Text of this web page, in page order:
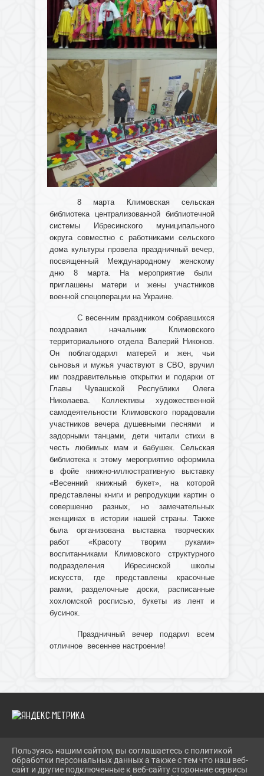
8 марта Климовская сельская
библиотека централизованной библиотечной
системы Ибресинского муниципального
округа совместно с работниками сельского
дома культуры провела праздничный вечер,
посвященный Международному женскому
дню 8 марта. На мероприятие были
приглашены матери и жены участников
военной спецоперации на Украине.
С весенним праздником собравшихся
поздравил начальник Климовского
территориального отдела Валерий Никонов.
Он поблагодарил матерей и жен, чьи
сыновья и мужья участвуют в СВО, вручил
им поздравительные открытки и подарки от
Главы Чувашской Республики Олега
Николаева. Коллективы художественной
самодеятельности Климовского порадовали
участников вечера душевными песнями и
задорными танцами, дети читали стихи в
честь любимых мам и бабушек. Сельская
библиотека к этому мероприятию оформила
в фойе книжно-иллюстративную выставку
«Весенний книжный букет», на которой
представлены книги и репродукции картин о
совершенно разных, но замечательных
женщинах в истории нашей страны. Также
была организована выставка творческих
работ «Красоту творим руками»
воспитанниками Климовского структурного
подразделения Ибресинской школы
искусств, где представлены красочные
рамки, разделочные доски, расписанные
хохломской росписью, букеты из лент и
бусинок.
Праздничный вечер подарил всем
отличное весеннее настроение!
2026 Г. IBRBIB.RU
ВХОД
Пользуясь нашим сайтом, вы соглашаетесь с политикой
обработки персональных данных а также с тем что наш веб-
сайт и другие подключенные к веб-сайту сторонние сервисы